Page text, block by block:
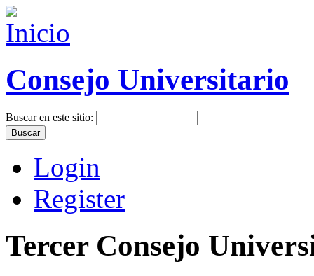
Consejo Universitario
Buscar en este sitio:
Login
Register
Tercer Consejo